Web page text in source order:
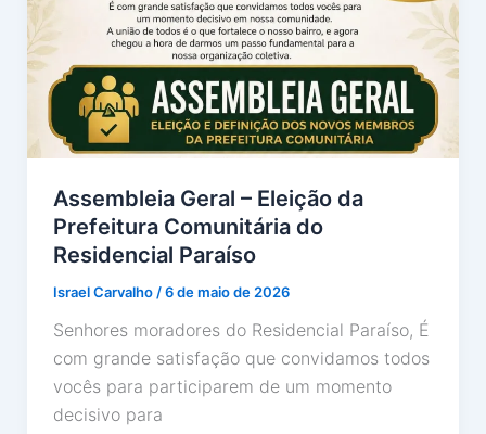
Assembleia Geral – Eleição da
Prefeitura Comunitária do
Residencial Paraíso
Israel Carvalho /6 de maio de 2026
Senhores moradores do Residencial Paraíso, É
com grande satisfação que convidamos todos
vocês para participarem de um momento
decisivo para